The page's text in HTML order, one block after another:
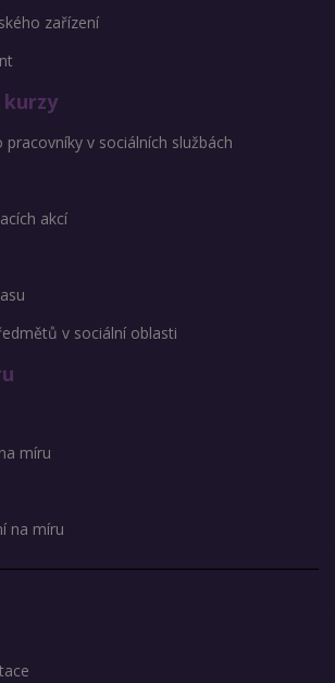
zařízení
kurzy
pracovníky v sociálních službách
akcí
v sociální oblasti
míru
na míru